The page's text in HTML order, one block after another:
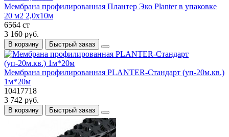
Мембрана профилированная Плантер Эко Planter в упаковке
20 м2 2,0х10м
6564 ст
3 160 руб.
В корзину Быстрый заказ
Мембрана профилированная PLANTER-Стандарт (уп-20м.кв.)
1м*20м
10417718
3 742 руб.
В корзину Быстрый заказ